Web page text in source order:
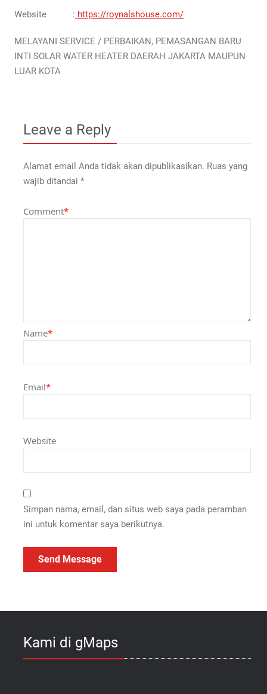
Website : https://roynalshouse.com/
MELAYANI SERVICE / PERBAIKAN, PEMASANGAN BARU
INTI SOLAR WATER HEATER DAERAH JAKARTA MAUPUN
LUAR KOTA
Leave a Reply
Alamat email Anda tidak akan dipublikasikan. Ruas yang
wajib ditandai *
Comment*
Name*
Email*
Website
Simpan nama, email, dan situs web saya pada peramban
ini untuk komentar saya berikutnya.
Kami di gMaps